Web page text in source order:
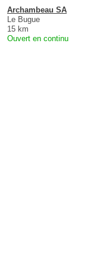
Archambeau SA
Le Bugue
15 km
Ouvert en continu